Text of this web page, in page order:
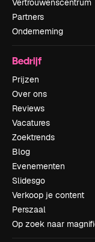
Vertrouwenscentrum
Partners
Onderneming
Bedrijf
Prijzen
Over ons
Reviews
Vacatures
Zoektrends
Blog
Evenementen
Slidesgo
Verkoop je content
Perszaal
Op zoek naar